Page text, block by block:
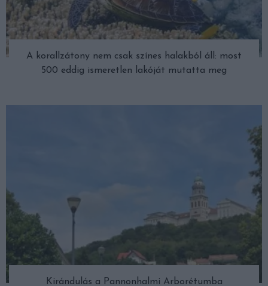
A korallzátony nem csak színes halakból áll: most
500 eddig ismeretlen lakóját mutatta meg
Kirándulás a Pannonhalmi Arborétumba